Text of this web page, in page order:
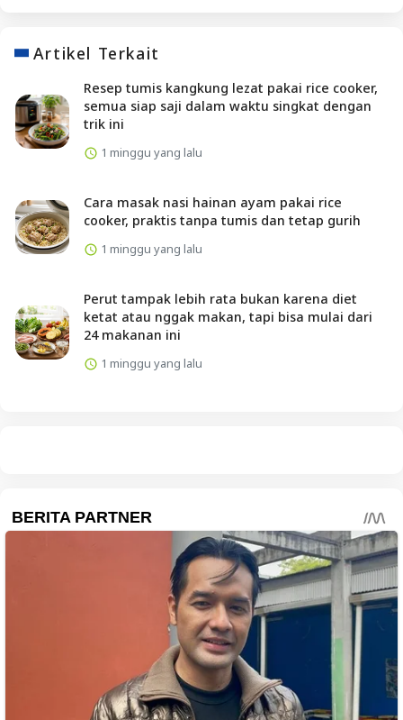
Artikel Terkait
Resep tumis kangkung lezat pakai rice cooker,
semua siap saji dalam waktu singkat dengan
trik ini
1 minggu yang lalu
Cara masak nasi hainan ayam pakai rice
cooker, praktis tanpa tumis dan tetap gurih
1 minggu yang lalu
Perut tampak lebih rata bukan karena diet
ketat atau nggak makan, tapi bisa mulai dari
24 makanan ini
1 minggu yang lalu